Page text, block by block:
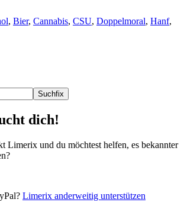
, Bier, Cannabis, CSU, Doppelmoral, Hanf,
Suchfix
dich!
Limerix und du möchtest helfen, es bekannter
Limerix anderweitig unterstützen